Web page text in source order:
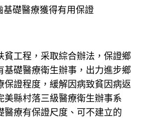
礎醫療獲得有用保證
工程，采取綜合辦法，保證鄉
基礎醫療衛生辦事，出力進步鄉
保證程度，緩解因病致貧因病返
美縣村落三級醫療衛生辦事系
醫療有保證尺度、可不建立的